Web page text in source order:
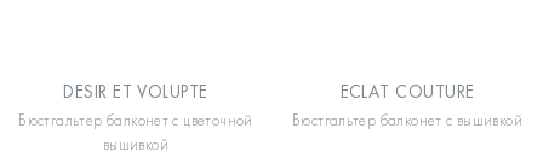
DESIR ET VOLUPTE
Бюстгальтер балконет с цветочной
вышивкой
ECLAT COUTURE
Бюстгальтер балконет с вышивкой